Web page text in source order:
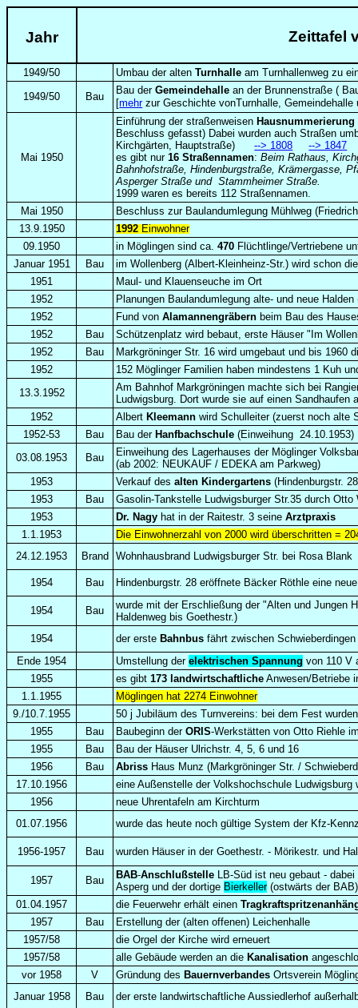
Jahr Zeittafel
1949/50 Umbau der altenTurnhalle am Turnhallenweg zu
1949/50
Bau
Bau derGemeindehalle an der Brunnenstraße(
[mehrzur Geschichte vonTurnhalle, Gemeindehalle
Mai 1950
Einführung der straßenweisen Hausnummerierung
Beschluss gefasst) Dabei wurden auch Straßen
Kirchgärten, Hauptstraße)--> 1808
--> 1847
es gibt nur16 Straßennamen:Beim Rathaus,
Bahnhofstraße, Hindenburgstraße, Krämergasse,
Asperger Straße und Stammheimer Straße.
1999 waren es bereits 112 Straßennamen.
Mai 1950
Beschluss zur Baulandumlegung Mühlweg
13.9.1950
1992 Einwohner
09.1950
in Möglingen sind ca.470 Flüchtlinge/Vertriebene
Januar 1951
Bau
im Wollenberg (Albert-Kleinheinz-Str.) wird schon
1951
Maul- und Klauenseuche im Ort
1952
Planungen Baulandumlegung alte- und neue
1952
Fund vonAlamannengräbern beim Bau des
1952
Bau
Schützenplatz wird bebaut, erste Häuser "Im
1952
Bau
Markgröninger Str. 16 wird umgebaut und bis 1960
1952
152 Möglinger Familien haben mindestens 1 Kuh
13.3.1952
Am Bahnhof Markgröningen machte sich bei
Ludwigsburg. Dort wurde sie auf einen Sandhaufen
1952
Albert Kleemann wird Schulleiter(zuerst noch alte
1952-53
Bau Bau der Hanfbachschule (Einweihung 24.10.1953)
03.08.1953
Bau
Einweihung des Lagerhauses der Möglinger
(ab 2002: NEUKAUF / EDEKA am Parkweg)
1953
Verkauf desalten Kindergartens (Hindenburgstr.
1953
Bau
Gasolin-Tankstelle Ludwigsburger Str.35 durch Otto
1953
Dr. Nagy hat in der Raitestr. 3 seineArztpraxis
1.1.1953
Die Einwohnerzahl von 2000 wird überschritten =
24.12.1953
Brand Wohnhausbrand Ludwigsburger Str. bei Rosa Blank
1954 Bau Hindenburgstr. 28 eröffnete Bäcker Röthle eine
1954 Bau
wurde mit der Erschließung der "Alten und Jungen
Haldenweg bis Goethestr.)
1954
der erste Bahnbus fährt zwischen
Ende 1954
Umstellung derelektrischen Spannung von 110 V
1955
es gibt173 landwirtschaftliche Anwesen/Betriebe
1.1.1955
Möglingen hat 2274 Einwohner
9./10.7.1955
50 j Jubiläum des Turnvereins: bei dem Fest
1955
Bau Baubeginn derORIS-Werkstätten von Otto Riehle
1955
Bau
Bau der Häuser Ulrichstr. 4, 5, 6 und 16
1956
Bau Abriss Haus Munz (Markgröninger Str. /
17.10.1956
eine Außenstelle der Volkshochschule Ludwigsburg
1956
neue Uhrentafeln am Kirchturm
01.07.1956
wurde das heute noch gültige System der Kfz-
1956-1957 Bau wurden Häuser in der Goethestr. - Mörikestr. und
1957 Bau BAB-Anschlußstelle LB-Süd ist neu gebaut -
Asperg und der dortige Bierkeller(ostwärts der
01.04.1957
die Feuerwehr erhält einen
1957
Bau
Erstellung der (alten offenen) Leichenhalle
1957/58
die Orgel der Kirche wird erneuert
1957/58
alle Gebäude werden an die Kanalisation
vor 1958
V Gründung des Bauernverbandes Ortsverein
Januar 1958
Bau
der erste landwirtschaftliche Aussiedlerhof